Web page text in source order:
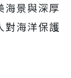
海景與深厚
對海洋保護